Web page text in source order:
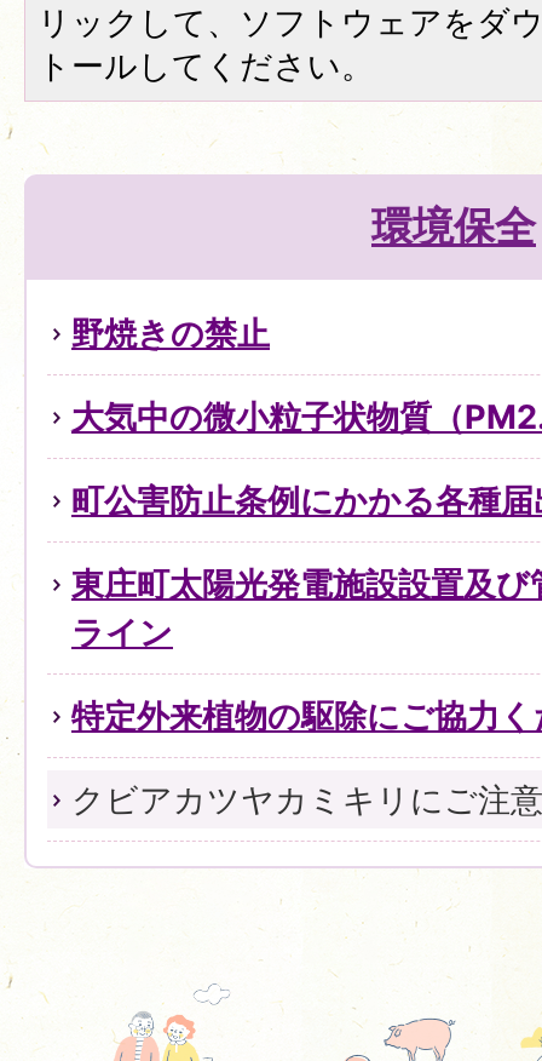
リックして、ソフトウェアをダ
トールしてください。
環境保全
野焼きの禁止
大気中の微小粒子状物質（
町公害防止条例にかかる各種届
東庄町太陽光発電施設設置及
ライン
特定外来植物の駆除にご協力
クビアカツヤカミキリにご注